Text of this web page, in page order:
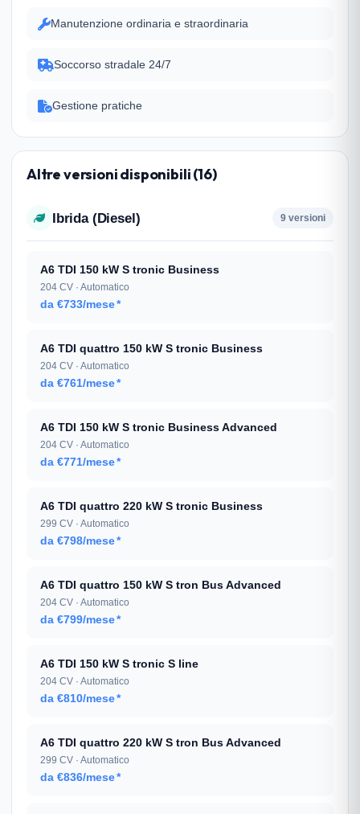
Manutenzione ordinaria e straordinaria
Soccorso stradale 24/7
Gestione pratiche
Altre versioni disponibili (16)
Ibrida (Diesel) 9 versioni
A6 TDI 150 kW S tronic Business
204 CV · Automatico
da €733/mese*
A6 TDI quattro 150 kW S tronic Business
204 CV · Automatico
da €761/mese*
A6 TDI 150 kW S tronic Business Advanced
204 CV · Automatico
da €771/mese*
A6 TDI quattro 220 kW S tronic Business
299 CV · Automatico
da €798/mese*
A6 TDI quattro 150 kW S tron Bus Advanced
204 CV · Automatico
da €799/mese*
A6 TDI 150 kW S tronic S line
204 CV · Automatico
da €810/mese*
A6 TDI quattro 220 kW S tron Bus Advanced
299 CV · Automatico
da €836/mese*